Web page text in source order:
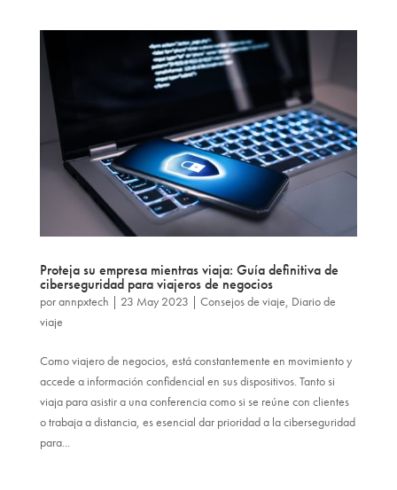
Proteja su empresa mientras viaja: Guía definitiva de
ciberseguridad para viajeros de negocios
porannpxtech | 23 May 2023 | Consejos de viaje, Diario de
viaje
Como viajero de negocios, está constantemente en movimiento y
accede a información confidencial en sus dispositivos. Tanto si
viaja para asistir a una conferencia como si se reúne con clientes
o trabaja a distancia, es esencial dar prioridad a la ciberseguridad
para...